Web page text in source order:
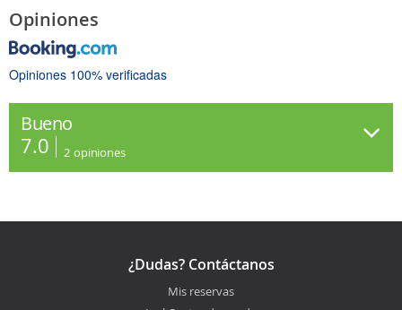
Opiniones
Opiniones 100% verificadas
Bueno
7.0 2 opiniones
¿Dudas? Contáctanos
Mis reservas